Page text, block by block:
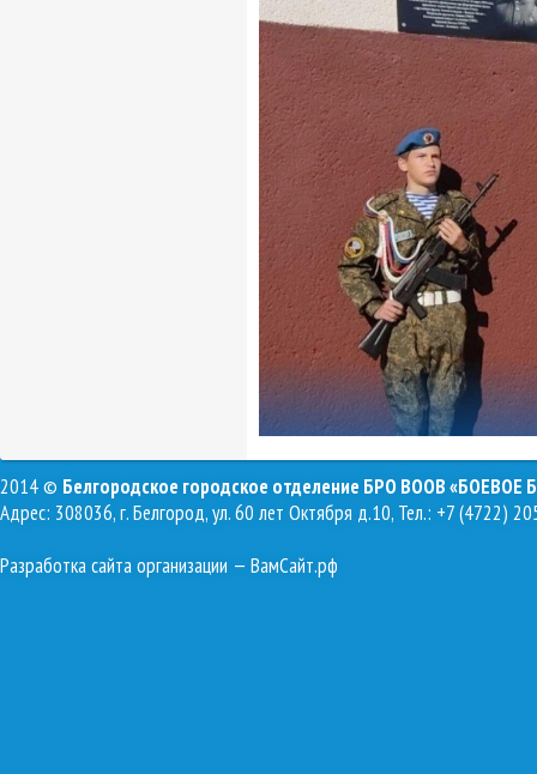
2014 © Белгородское городское отделение БРО ВООВ «БОЕВОЕ
Адрес: 308036, г. Белгород, ул. 60 лет Октября д.10, Тел.: +7 (4722)
Разработка сайта организации — ВамСайт.рф